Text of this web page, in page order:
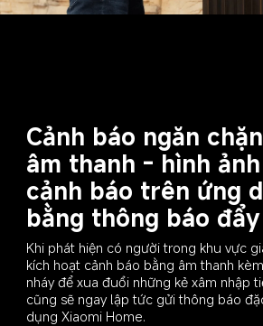
Cảnh báo ngăn
âm thanh - hình
cảnh báo trên ứng
bằng thông báo đẩy
Khi phát hiện có người trong khu vực
kích hoạt cảnh báo bằng âm thanh
nháy để xua đuổi những kẻ xâm nhập
cũng sẽ ngay lập tức gửi thông báo
dụng Xiaomi Home.